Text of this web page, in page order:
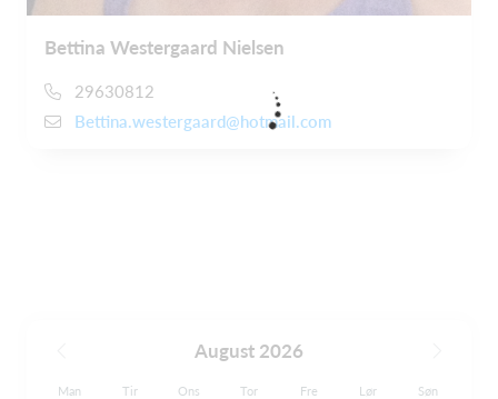
Bettina Westergaard Nielsen
29630812
Bettina.westergaard@hotmail.com
August 2026
Man Tir Ons Tor Fre Lør Søn